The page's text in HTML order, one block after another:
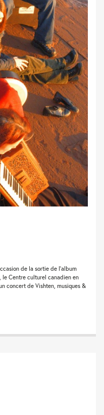
de la sortie de l’album
le Centre culturel canadien en
concert de Vishten, musiques &